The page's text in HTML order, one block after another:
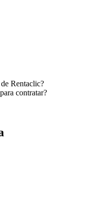
Rentaclic?
contratar?